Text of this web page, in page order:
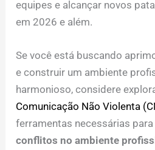
equipes e alcançar novos
em 2026 e além.
Se você está buscando
e construir um ambiente
harmonioso, considere
Comunicação Não Violenta
ferramentas necessárias
conflitos no ambiente